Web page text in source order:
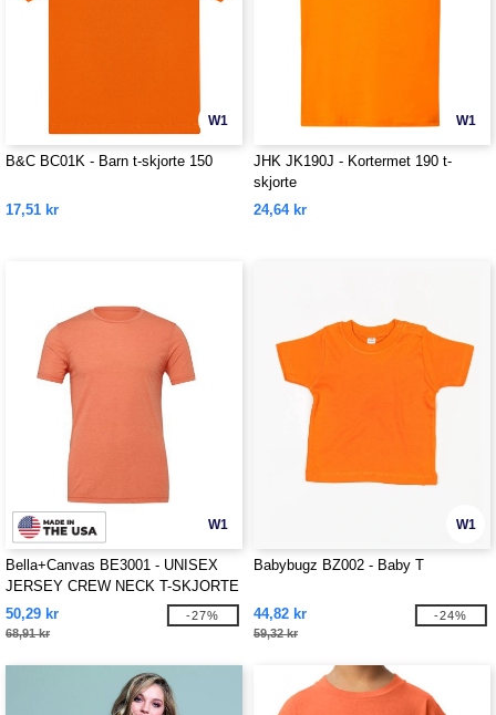
W1
B&C BC01K - Barn t-skjorte 150
17,51 kr
W1
JHK JK190J - Kortermet 190 t-
skjorte
24,64 kr
W1
Bella+Canvas BE3001 - UNISEX
JERSEY CREW NECK T-SKJORTE
50,29 kr
68,91 kr
-27%
W1
Babybugz BZ002 - Baby T
44,82 kr
59,32 kr
-24%